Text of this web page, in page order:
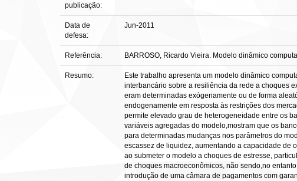
publicação:
Data de
defesa:
Jun-2011
Referência: BARROSO, Ricardo Vieira. Modelo dinâmico
Resumo:
Este trabalho apresenta um modelo dinâmico
interbancário sobre a resiliência da rede a choques
eram determinadas exógenamente ou de forma
endogenamente em resposta às restrições dos
permite elevado grau de heterogeneidade entre os
variáveis agregadas do modelo,mostram que os
para determinadas mudanças nos parâmetros do
escassez de liquidez, aumentando a capacidade de
ao submeter o modelo a choques de estresse,
de choques macroeconômicos, não sendo,no
introdução de uma câmara de pagamentos com